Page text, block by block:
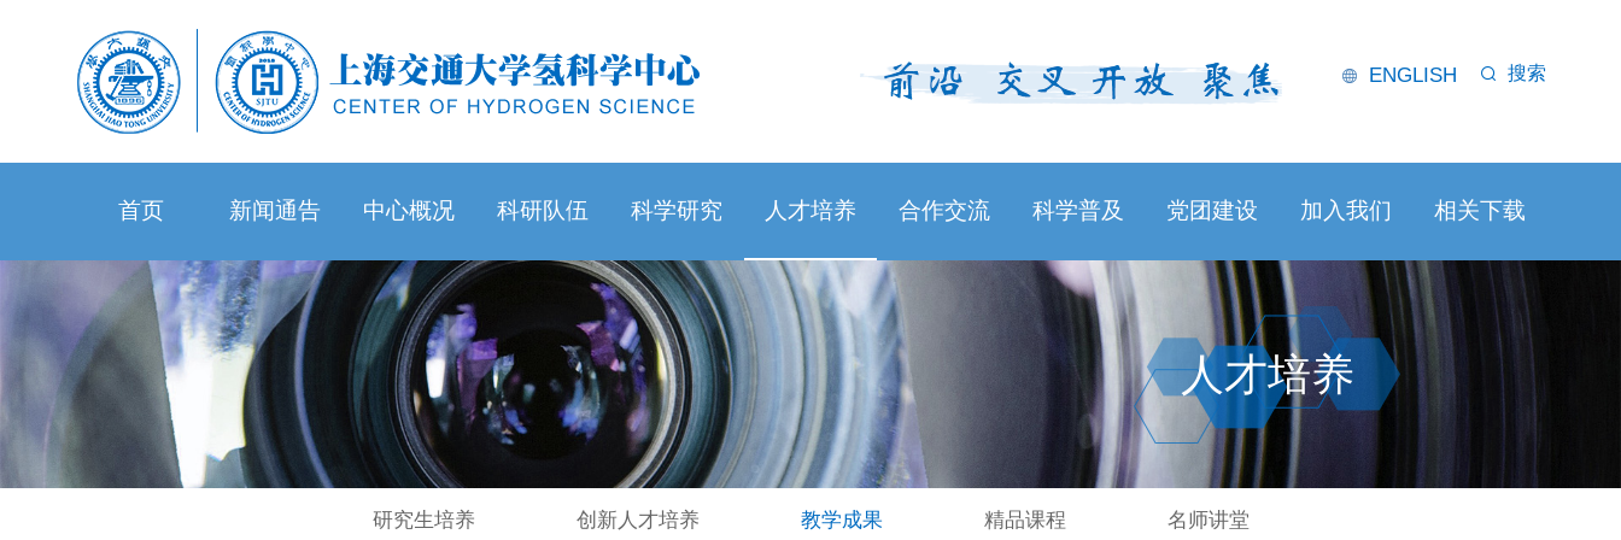
ENGLISH 搜索
首页 新闻通告 中心概况 科研队伍 科学研究 人才培养 合作交流 科学普及 党团建设 加入我们 相关下载
人才培养
研究生培养 创新人才培养 教学成果 精品课程 名师讲堂